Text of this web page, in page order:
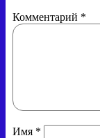
Комментарий *
Имя *